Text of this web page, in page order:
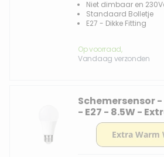
Niet dimbaar en
Standaard Bolletje
E27 - Dikke Fitting
Op voorraad,
Vandaag verzonden
Schemersensor
- E27 - 8.5W -
2700K - Opaal